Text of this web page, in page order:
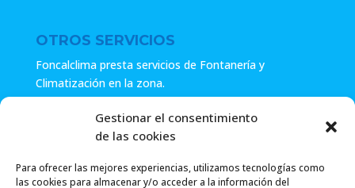
Gestionar el consentimiento
de las cookies
Para ofrecer las mejores experiencias, utilizamos tecnologías como
las cookies para almacenar y/o acceder a la información del
OTROS SERVICIOS
Foncalclima presta servicios de Fontanería y
Climatización en la zona.
Especialistas en sistemas de Osmosis.
Pide presupuesto sin compromiso o llámanos y haz tu
consulta.